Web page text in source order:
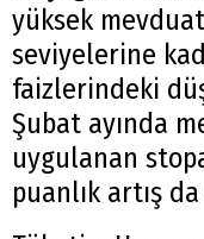
yüksek
seviyelerine
faizlerindeki
Şubat ayında
uygulanan
puanlık artış